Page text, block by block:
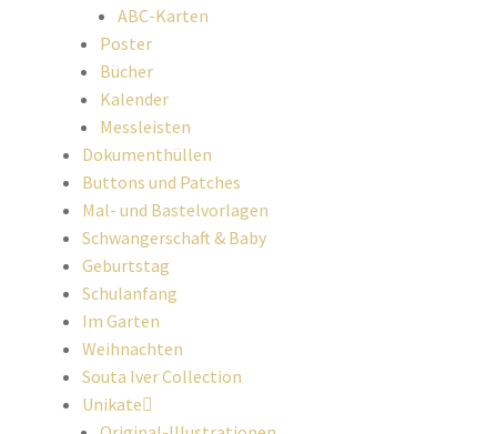
ABC-Karten
Poster
Bücher
Kalender
Messleisten
Dokumenthüllen
Buttons und Patches
Mal- und Bastelvorlagen
Schwangerschaft & Baby
Geburtstag
Schulanfang
Im Garten
Weihnachten
Souta Iver Collection
Unikate